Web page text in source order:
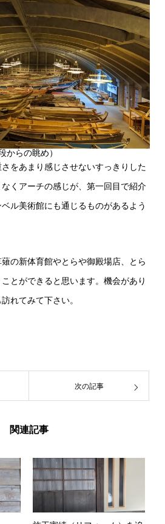
らの眺め）
をあまり感じさせないすっきりした
くアーチの感じが、第一回目で紹介
ル美術館にも通じるものがあるよう
の新体育館やとらや御殿場店、とら
とができると思います。機会があり
れてみて下さい。
次の記事
関連記事